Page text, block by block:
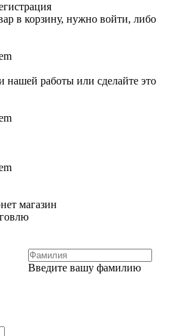
в корзину, нужно войти, либо
нашей работы или сделайте это
магазин
Введите вашу фамилию